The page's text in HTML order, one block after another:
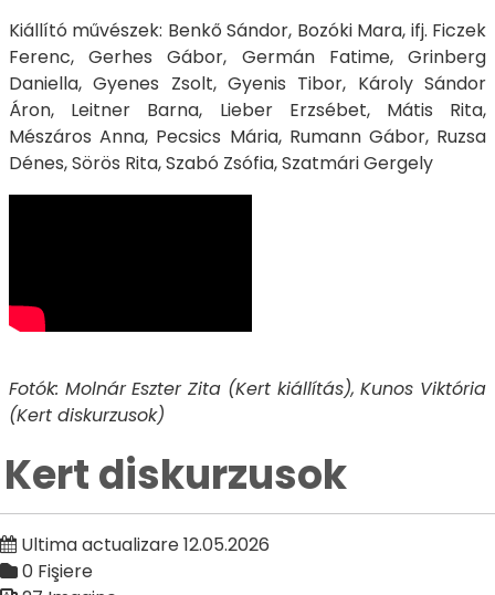
Kiállító művészek: Benkő Sándor, Bozóki Mara, ifj. Ficzek
Ferenc, Gerhes Gábor, Germán Fatime, Grinberg
Daniella, Gyenes Zsolt, Gyenis Tibor, Károly Sándor
Áron, Leitner Barna, Lieber Erzsébet, Mátis Rita,
Mészáros Anna, Pecsics Mária, Rumann Gábor, Ruzsa
Dénes, Sörös Rita, Szabó Zsófia, Szatmári Gergely
Fotók: Molnár Eszter Zita (Kert kiállítás), Kunos Viktória
(Kert diskurzusok)
Kert diskurzusok
Ultima actualizare 12.05.2026
0 Fişiere